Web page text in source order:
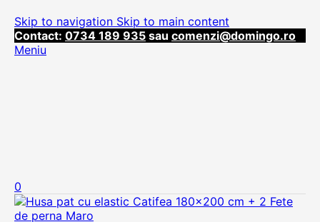
Skip to navigation Skip to main content
Contact: 0734 189 935 sau comenzi@domingo.ro
Meniu
0